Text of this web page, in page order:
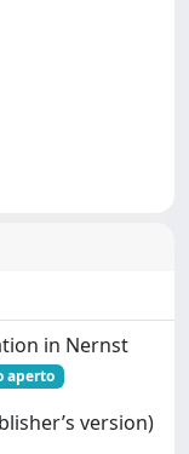
in Nernst
aperto
version)